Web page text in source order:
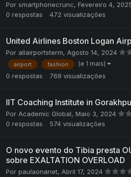
Por smartphonecrunc, Fevereiro 4,
0 respostas 472 visualizações
United Airlines Boston Logan
Por allairportsterm, Agosto 14, 2024
airport fashion (e 1 mais)
0 respostas 769 visualizações
IIT Coaching Institute in
Por Academic Global, Maio 3, 2024
0 respostas 574 visualizações
O novo evento do Tibia presta
sobre EXALTATION OVERLOAD
Por paulaonanet, Abril 17, 2024